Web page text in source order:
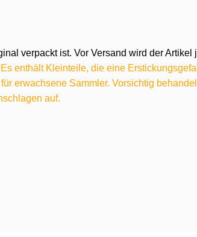
verpackt ist. Vor Versand wird der
enthält Kleinteile, die eine
erwachsene Sammler. Vorsichtig
auf.